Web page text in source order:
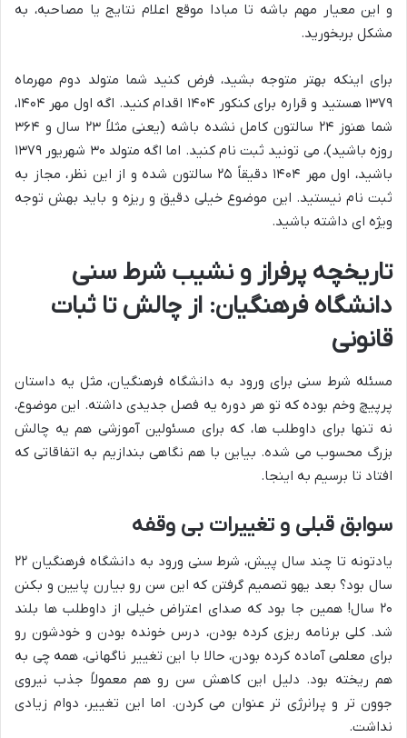
و این معیار مهم باشه تا مبادا موقع اعلام نتایج یا مصاحبه، به
مشکل بربخورید.
برای اینکه بهتر متوجه بشید، فرض کنید شما متولد دوم مهرماه
۱۳۷۹ هستید و قراره برای کنکور ۱۴۰۴ اقدام کنید. اگه اول مهر ۱۴۰۴،
شما هنوز ۲۴ سالتون کامل نشده باشه (یعنی مثلاً ۲۳ سال و ۳۶۴
روزه باشید)، می تونید ثبت نام کنید. اما اگه متولد ۳۰ شهریور ۱۳۷۹
باشید، اول مهر ۱۴۰۴ دقیقاً ۲۵ سالتون شده و از این نظر، مجاز به
ثبت نام نیستید. این موضوع خیلی دقیق و ریزه و باید بهش توجه
ویژه ای داشته باشید.
تاریخچه پرفراز و نشیب شرط سنی
دانشگاه فرهنگیان: از چالش تا ثبات
قانونی
مسئله شرط سنی برای ورود به دانشگاه فرهنگیان، مثل یه داستان
پرپیچ وخم بوده که تو هر دوره یه فصل جدیدی داشته. این موضوع،
نه تنها برای داوطلب ها، که برای مسئولین آموزشی هم یه چالش
بزرگ محسوب می شده. بیاین با هم نگاهی بندازیم به اتفاقاتی که
افتاد تا برسیم به اینجا.
سوابق قبلی و تغییرات بی وقفه
یادتونه تا چند سال پیش، شرط سنی ورود به دانشگاه فرهنگیان ۲۲
سال بود؟ بعد یهو تصمیم گرفتن که این سن رو بیارن پایین و بکنن
۲۰ سال! همین جا بود که صدای اعتراض خیلی از داوطلب ها بلند
شد. کلی برنامه ریزی کرده بودن، درس خونده بودن و خودشون رو
برای معلمی آماده کرده بودن، حالا با این تغییر ناگهانی، همه چی به
هم ریخته بود. دلیل این کاهش سن رو هم معمولاً جذب نیروی
جوون تر و پرانرژی تر عنوان می کردن. اما این تغییر، دوام زیادی
نداشت.